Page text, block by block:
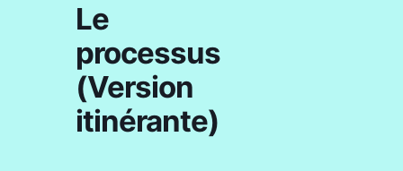
Le
processus
(Version
itinérante)